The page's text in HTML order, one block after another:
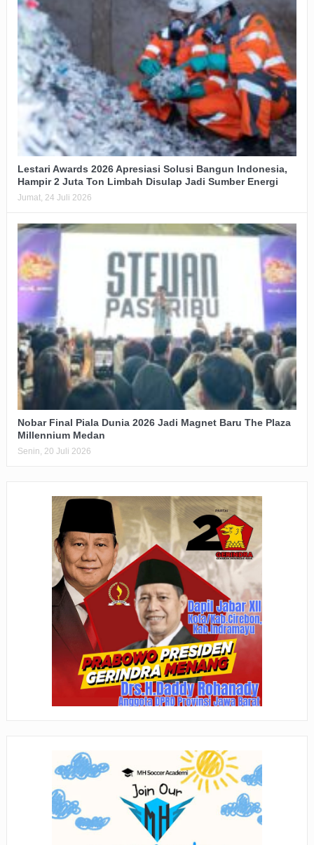
Lestari Awards 2026 Apresiasi Solusi Bangun Indonesia,
Hampir 2 Juta Ton Limbah Disulap Jadi Sumber Energi
Jumat, 24 Juli 2026
Nobar Final Piala Dunia 2026 Jadi Magnet Baru The Plaza
Millennium Medan
Senin, 20 Juli 2026